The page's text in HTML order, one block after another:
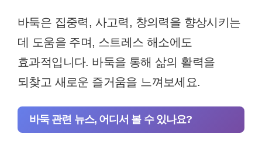
바둑은 집중력, 사고력, 창의력을 향상시키는
데 도움을 주며, 스트레스 해소에도
효과적입니다. 바둑을 통해 삶의 활력을
되찾고 새로운 즐거움을 느껴보세요.
바둑 관련 뉴스, 어디서 볼 수 있나요?